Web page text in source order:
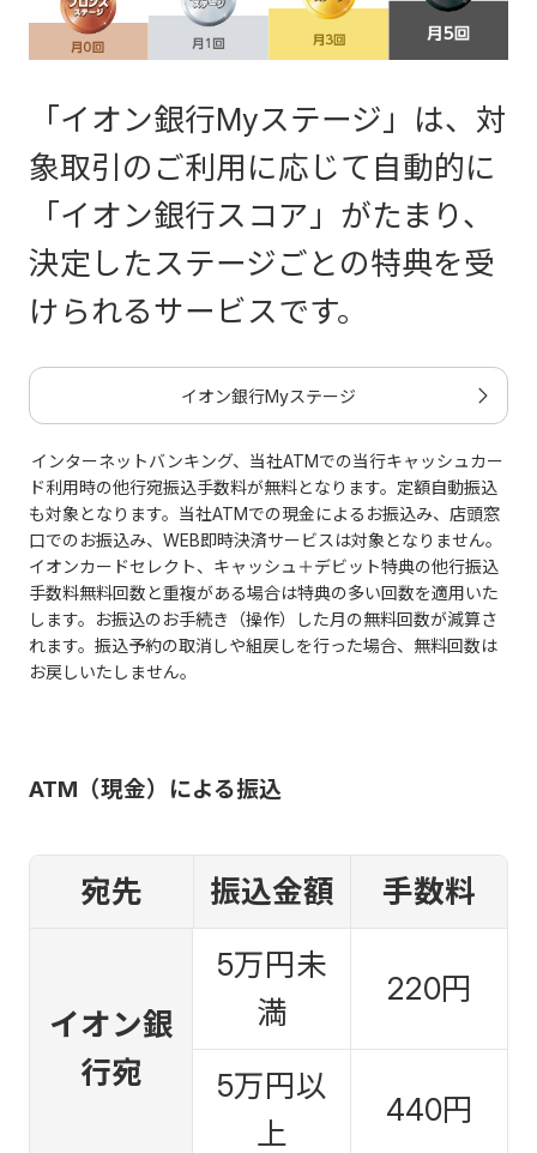
「イオン銀行Myステージ」は、対
象取引のご利用に応じて自動的に
「イオン銀行スコア」がたまり、
決定したステージごとの特典を受
けられるサービスです。
イオン銀行Myステージ
インターネットバンキング、当社ATMでの当行キャッシュカー
ド利用時の他行宛振込手数料が無料となります。定額自動振込
も対象となります。当社ATMでの現金によるお振込み、店頭窓
口でのお振込み、WEB即時決済サービスは対象となりません。
イオンカードセレクト、キャッシュ＋デビット特典の他行振込
手数料無料回数と重複がある場合は特典の多い回数を適用いた
します。お振込のお手続き（操作）した月の無料回数が減算さ
れます。振込予約の取消しや組戻しを行った場合、無料回数は
お戻しいたしません。
ATM（現金）による振込
宛先 振込金額 手数料
イオン銀
行宛
5万円未
満
220円
5万円以
上
440円